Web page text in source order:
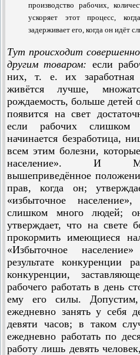
производство рабочих,
ускоряет этот процесс,
задерживает его, когда он идёт
Тут происходит
другим товаром: если
них, т. е. их заработная
живётся лучше,
рождаемость, больше детей
появится на свет
если рабочих
начинается безработица,
всем этим болезни,
население». И
вышеприведённое
прав, когда он;
«избыточное
слишком много людей;
утверждает, что на свете
прокормить имеющиеся
«Избыточное
результате
конкуренции,
рабочего работать в день
ему его силы.
ежедневно занять у себя
девяти часов; в таком
ежедневно работать по
работу лишь девять